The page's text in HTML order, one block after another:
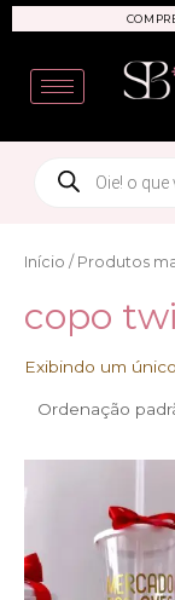
conteúdo
search
Início / Produtos
copo
Exibindo um